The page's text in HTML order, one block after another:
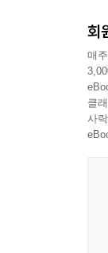
개
회
전
디
회
매
클
사